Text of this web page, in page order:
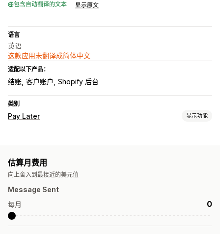
包含自动翻译的文本 显示原文
语言
英语
这款应用未翻译成简体中文
适配以下产品：
结账 客户账户 Shopify 后台
类别
Pay Later 显示功能
估算月费用
向上舍入到最接近的美元值
Message Sent
每月
0